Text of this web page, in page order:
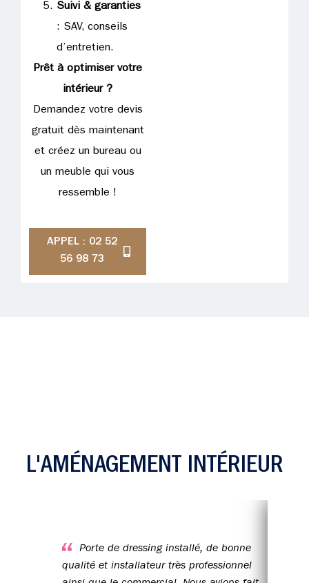
Suivi & garanties
: SAV, conseils
d’entretien.
Prêt à optimiser votre
intérieur ?
Demandez votre devis
gratuit dès maintenant
et créez un bureau ou
un meuble qui vous
ressemble !
APPEL : 02 52
56 98 73
L'AMÉNAGEMENT INTÉRIEUR
qualité et installateur très professionnel